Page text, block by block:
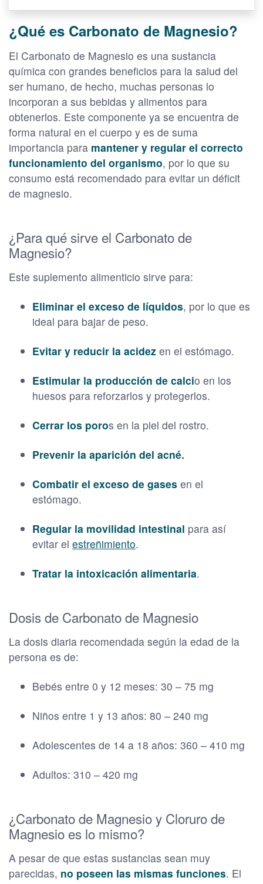
¿Qué es Carbonato de Magnesio?
El Carbonato de Magnesio es una sustancia
química con grandes beneficios para la salud del
ser humano, de hecho, muchas personas lo
incorporan a sus bebidas y alimentos para
obtenerlos. Este componente ya se encuentra de
forma natural en el cuerpo y es de suma
importancia para mantener y regular el correcto
funcionamiento del organismo, por lo que su
consumo está recomendado para evitar un déficit
de magnesio.
¿Para qué sirve el Carbonato de
Magnesio?
Este suplemento alimenticio sirve para:
Eliminar el exceso de líquidos, por lo que es
ideal para bajar de peso.
Evitar y reducir la acidez en el estómago.
Estimular la producción de calcio en los
huesos para reforzarlos y protegerlos.
Cerrar los poros en la piel del rostro.
Prevenir la aparición del acné.
Combatir el exceso de gases en el
estómago.
Regular la movilidad intestinal para así
evitar el estreñimiento.
Tratar la intoxicación alimentaria.
Dosis de Carbonato de Magnesio
La dosis diaria recomendada según la edad de la
persona es de:
Bebés entre 0 y 12 meses: 30 – 75 mg
Niños entre 1 y 13 años: 80 – 240 mg
Adolescentes de 14 a 18 años: 360 – 410 mg
Adultos: 310 – 420 mg
¿Carbonato de Magnesio y Cloruro de
Magnesio es lo mismo?
A pesar de que estas sustancias sean muy
parecidas, no poseen las mismas funciones. El